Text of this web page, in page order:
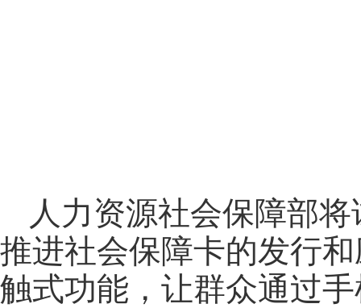
人力资源社会保障部
推进社会保障卡的发行
触式功能，让群众通过